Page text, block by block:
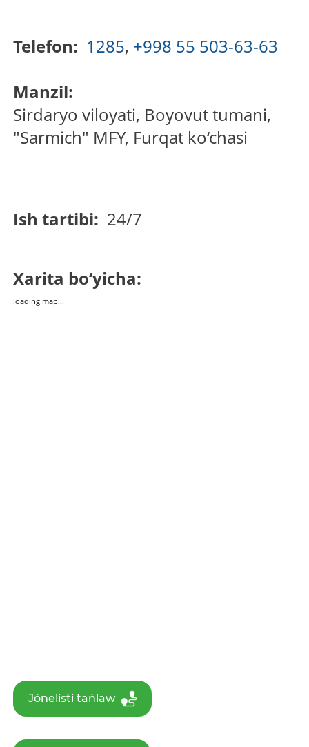
Telefon: 1285, +998 55 503-63-63
Manzil:
Sirdaryo viloyati, Boyovut tumani,
"Sarmich" MFY, Furqat ko‘chasi
Ish tartibi: 24/7
Xarita bo‘yicha:
loading map...
Jónelisti tańlaw